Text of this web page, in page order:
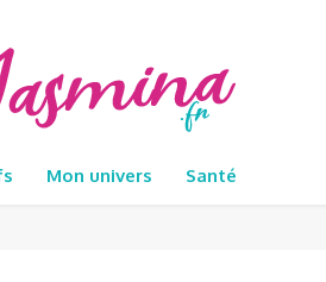
Mon univers Santé